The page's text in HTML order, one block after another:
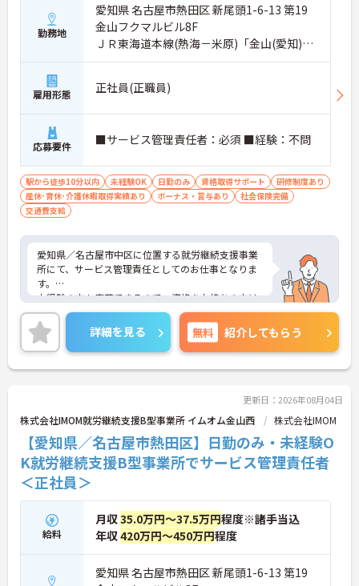
勤務地
愛知県 名古屋市熱田区 新尾頭1-6-13 第19
金山フクマルビル8F
ＪＲ東海道本線(熱海－米原)「金山(愛知)
駅」徒歩5分
雇用形態 正社員(正職員)
応募要件 ■サービス管理責任者：必須 ■経験：不問
駅から徒歩10分以内 未経験OK 日勤のみ 資格取得サポート
研修制度あり
産休･育休･介護休暇取得実績あり
ボーナス・賞与あり
社会保険完備
交通費支給
愛知県／名古屋市中区に位置する就労継続支援事業
所にて、サービス管理責任としてのお仕事となりま
す。
未経験の方も応募できるので、資格をお持ちの方は
ぜひ活かしてみませんか？月給30万円～となってお
りますので、ご自身の頑張り次第でお給料アップも
目指せます♪
ご興味ある方は面接ポイントをお伝えしますので、
お気軽にお問い合わせください♪
詳細を見る 無料 紹介してもらう
更新日：2026年08月04日
株式会社IMOM就労継続支援B型事業所 イムオム金山西 株式会社IMOM
【愛知県／名古屋市熱田区】日勤のみ・未経験O
K就労継続支援B型事業所でサービス管理責任者
＜正社員＞
給料
月収35.0万円～37.5万円程度※諸手当込
年収420万円～450万円程度
愛知県 名古屋市熱田区 新尾頭1-6-13 第19